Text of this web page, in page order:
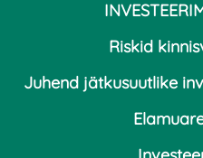
Riskid
Juhend jätkusuutlike